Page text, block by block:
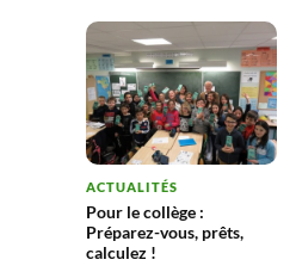
ACTUALITÉS
Pour le collège :
Préparez-vous, prêts,
calculez !